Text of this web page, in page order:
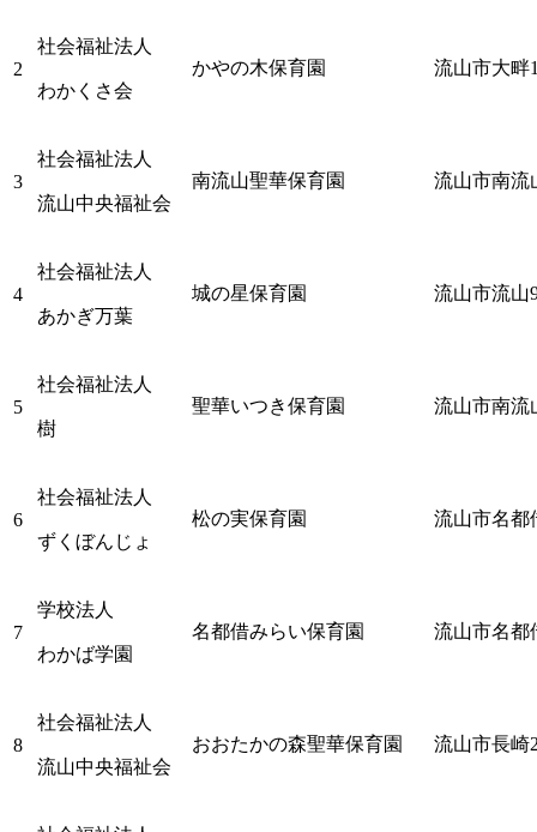
2
社会福祉法人
わかくさ会
かやの木保育園 流山市大畔
3
社会福祉法人
流山中央福祉会
南流山聖華保育園 流山市南流
4
社会福祉法人
あかぎ万葉
城の星保育園 流山市流山
5
社会福祉法人
樹
聖華いつき保育園 流山市南流
6
社会福祉法人
ずくぼんじょ
松の実保育園 流山市名都
7
学校法人
わかば学園
名都借みらい保育園 流山市名都
8
社会福祉法人
流山中央福祉会
おおたかの森聖華保育園 流山市長崎